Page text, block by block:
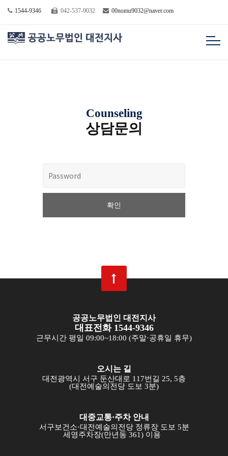
1544-9346 042-537-9032 00nomu9032@naver.com
Counseling
상담문의
확인
공공노무법인 대전지사
대표전화 1544-9346
근무시간 평일 09:00~18:00 (주말·공휴일 휴무)
오시는 길
대전광역시 서구 둔산대로 117번길 25, 5층
(대전예술의전당 도보 3분)
대중교통·주차 안내
서구보건소·대전예술의전당 정류장 도보 5분
세영주차장(만년동 361) 이용